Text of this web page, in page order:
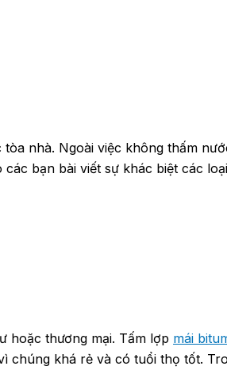
nhà. Ngoài việc không thấm
bạn bài viết sự khác biệt các
hoặc thương mại. Tấm lợp mái
chúng khá rẻ và có tuổi thọ tốt.